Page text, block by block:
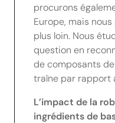
procurons
Europe, mais
plus loin. Nous
question en
de composants de
traîne par rapport
L’impact de la
ingrédients de